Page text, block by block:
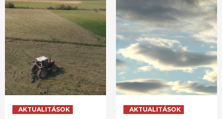
AKTUALITÁSOK
AKTUALITÁSOK